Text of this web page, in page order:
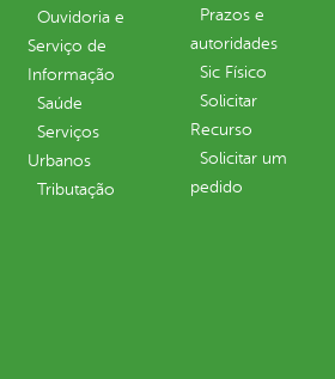
Ouvidoria e
Serviço de
Informação
Saúde
Serviços
Urbanos
Tributação
Prazos e
autoridades
Sic Físico
Solicitar
Recurso
Solicitar um
pedido